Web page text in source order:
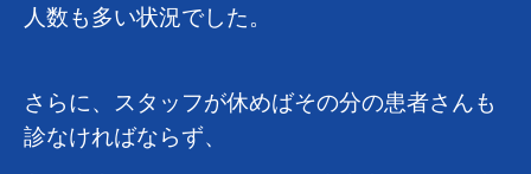
人数も多い状況でした。
さらに、スタッフが休めばその分の患者さんも
診なければならず、